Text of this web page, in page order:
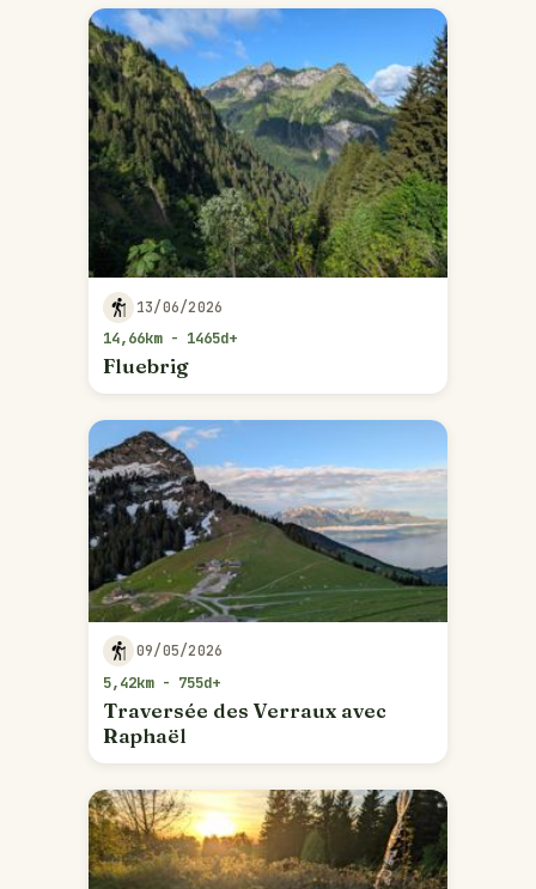
13/06/2026
14,66km - 1465d+
Fluebrig
09/05/2026
5,42km - 755d+
Traversée des Verraux avec
Raphaël